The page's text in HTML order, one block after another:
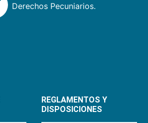
Derechos Pecuniarios.
REGLAMENTOS Y
DISPOSICIONES